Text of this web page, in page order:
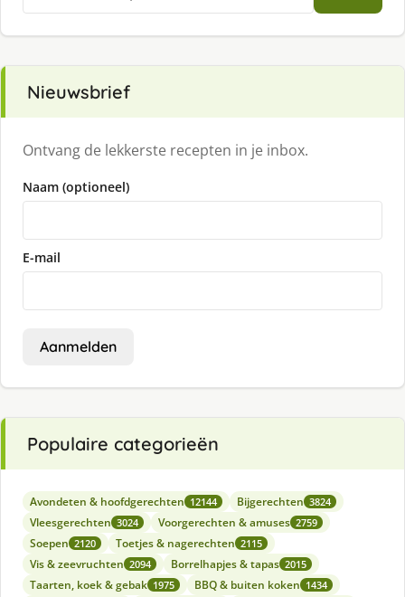
Nieuwsbrief
Ontvang de lekkerste recepten in je inbox.
Naam (optioneel)
E-mail
Aanmelden
Populaire categorieën
Avondeten & hoofdgerechten 12144 Bijgerechten 3824
Vleesgerechten 3024 Voorgerechten & amuses 2759
Soepen 2120 Toetjes & nagerechten 2115
Vis & zeevruchten 2094 Borrelhapjes & tapas 2015
Taarten, koek & gebak 1975 BBQ & buiten koken 1434